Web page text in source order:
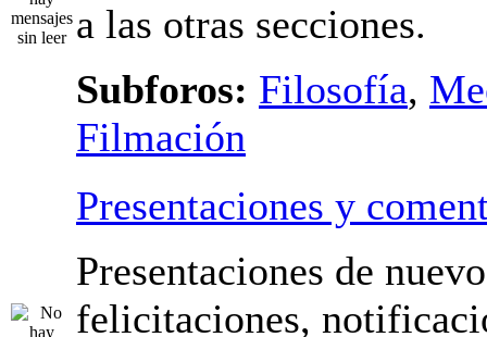
no pertenecen a las
Subforos: Filosofía,
Filmación
Presentaciones y
Presentaciones de
felicitaciones,